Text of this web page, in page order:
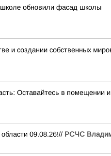
обновили фасад школы
и создании собственных
Оставайтесь в помещении
09.08.26!// РСЧС